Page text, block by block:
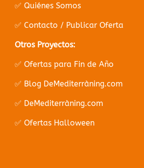
✅ Quiénes Somos
✅ Contacto / Publicar Oferta
Otros Proyectos:
✅ Ofertas para Fin de Año
✅ Blog DeMediterràning.com
✅ DeMediterràning.com
✅ Ofertas Halloween